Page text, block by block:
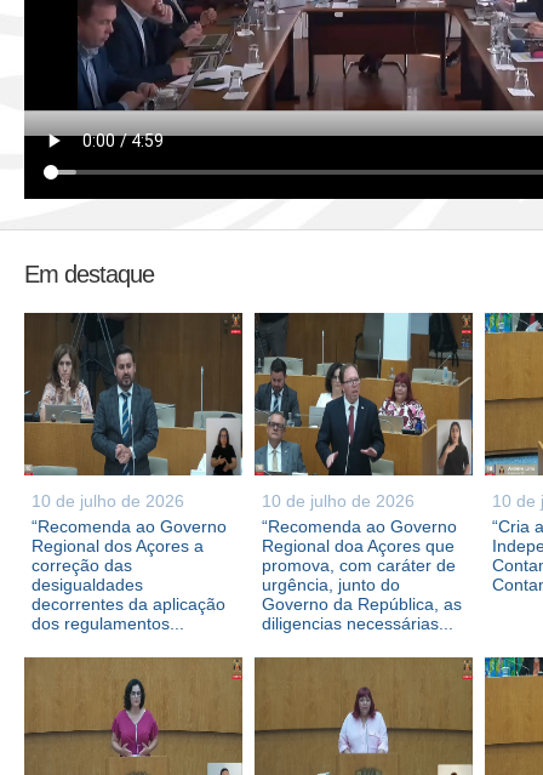
Em destaque
10 de julho de 2026
“Recomenda ao Governo
Regional dos Açores a
correção das
desigualdades
decorrentes da aplicação
dos regulamentos...
10 de julho de 2026
“Recomenda ao Governo
Regional doa Açores que
promova, com caráter de
urgência, junto do
Governo da República, as
diligencias necessárias...
10 de
“Cria